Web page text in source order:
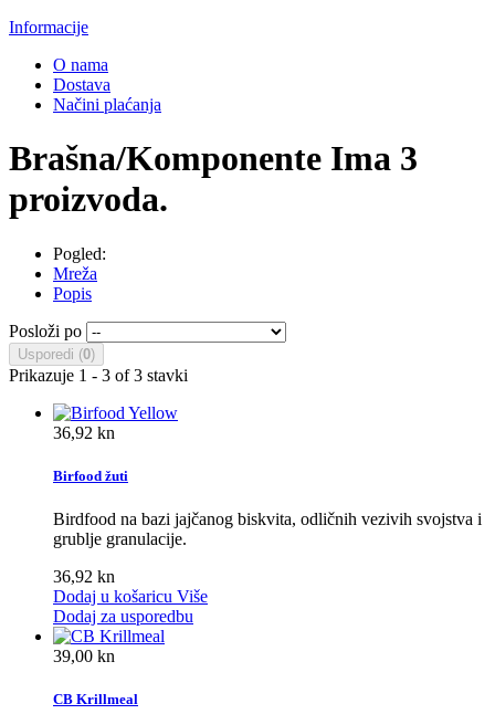
Informacije
O nama
Dostava
Načini plaćanja
Brašna/Komponente Ima 3
proizvoda.
Pogled:
Mreža
Popis
Posloži po
Usporedi (0)
Prikazuje 1 - 3 of 3 stavki
36,92 kn
Birfood žuti
Birdfood na bazi jajčanog biskvita, odličnih vezivih svojstva i
grublje granulacije.
36,92 kn
Dodaj u košaricu Više
Dodaj za usporedbu
39,00 kn
CB Krillmeal